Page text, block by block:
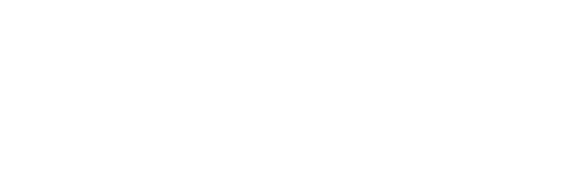
öneri formunu kullanarak tarafımıza iletebilirsiniz.